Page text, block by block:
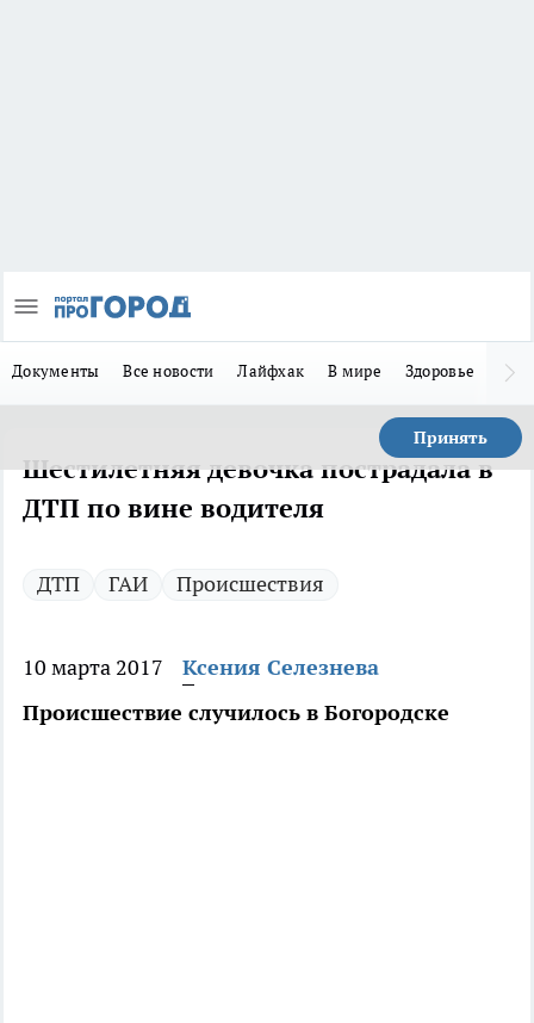
Документы Все новости Лайфхак В мире Здоровье
Принять
Шестилетняя девочка пострадала в
ДТП по вине водителя
ДТП ГАИ Происшествия
10 марта 2017
Ксения Селезнева
Происшествие случилось в Богородске